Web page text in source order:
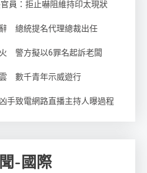
員：拒止嚇阻維持印太現狀
總統提名代理總裁出任
警方擬以6罪名起訴老闆
數千青年示威遊行
手致電網路直播主持人曝過程
-國際